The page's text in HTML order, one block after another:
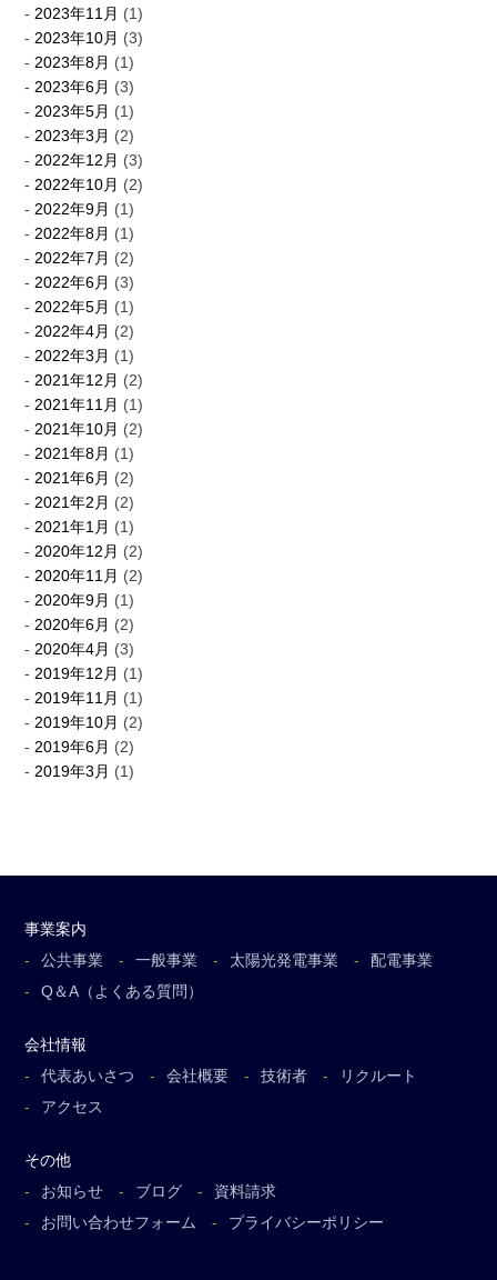
2023年11月 (1)
2023年10月 (3)
2023年8月 (1)
2023年6月 (3)
2023年5月 (1)
2023年3月 (2)
2022年12月 (3)
2022年10月 (2)
2022年9月 (1)
2022年8月 (1)
2022年7月 (2)
2022年6月 (3)
2022年5月 (1)
2022年4月 (2)
2022年3月 (1)
2021年12月 (2)
2021年11月 (1)
2021年10月 (2)
2021年8月 (1)
2021年6月 (2)
2021年2月 (2)
2021年1月 (1)
2020年12月 (2)
2020年11月 (2)
2020年9月 (1)
2020年6月 (2)
2020年4月 (3)
2019年12月 (1)
2019年11月 (1)
2019年10月 (2)
2019年6月 (2)
2019年3月 (1)
事業案内
公共事業
一般事業 太陽光発電事業
配電事業
Q＆A（よくある質問）
会社情報
代表あいさつ
会社概要 技術者
リクルート
アクセス
その他
お知らせ
ブログ
資料請求
お問い合わせフォーム
プライバシーポリシー